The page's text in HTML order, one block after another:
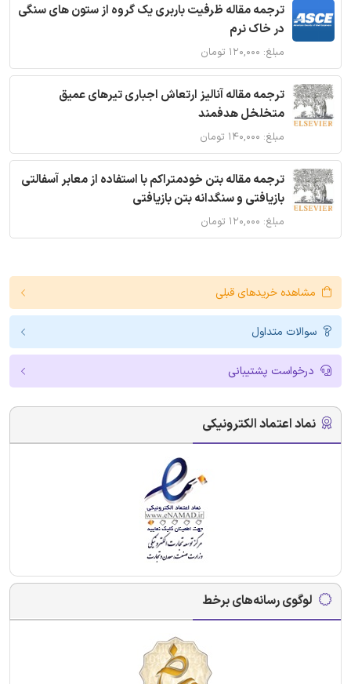
ترجمه مقاله ظرفیت باربری یک گروه از ستون های سنگی
در خاک نرم
مبلغ: ۱۲۰,۰۰۰ تومان
ترجمه مقاله آنالیز ارتعاش اجباری تیرهای عمیق
متخلخل هدفمند
مبلغ: ۱۴۰,۰۰۰ تومان
ترجمه مقاله بتن خودمتراکم با استفاده از معابر آسفالتی
بازیافتی و سنگدانه بتن بازیافتی
مبلغ: ۱۲۰,۰۰۰ تومان
مشاهده خریدهای قبلی
سوالات متداول
درخواست پشتیبانی
نماد اعتماد الکترونیکی
لوگوی رسانه‌های برخط